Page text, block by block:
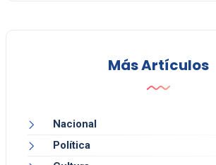
Más Artículos
Nacional
Política